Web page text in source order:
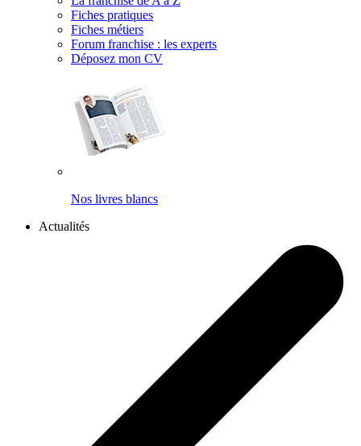
Fiches pratiques
Fiches métiers
Forum franchise : les experts
Déposez mon CV
Nos livres blancs
Actualités